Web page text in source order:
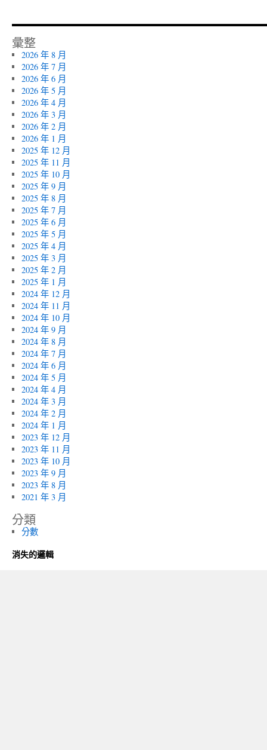
彙整
2026 年 8 月
2026 年 7 月
2026 年 6 月
2026 年 5 月
2026 年 4 月
2026 年 3 月
2026 年 2 月
2026 年 1 月
2025 年 12 月
2025 年 11 月
2025 年 10 月
2025 年 9 月
2025 年 8 月
2025 年 7 月
2025 年 6 月
2025 年 5 月
2025 年 4 月
2025 年 3 月
2025 年 2 月
2025 年 1 月
2024 年 12 月
2024 年 11 月
2024 年 10 月
2024 年 9 月
2024 年 8 月
2024 年 7 月
2024 年 6 月
2024 年 5 月
2024 年 4 月
2024 年 3 月
2024 年 2 月
2024 年 1 月
2023 年 12 月
2023 年 11 月
2023 年 10 月
2023 年 9 月
2023 年 8 月
2021 年 3 月
分類
分數
消失的邏輯